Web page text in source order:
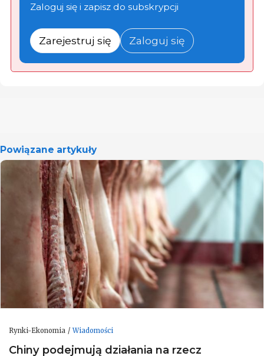
Zaloguj się i zapisz do subskrypcji
Zarejestruj się Zaloguj się
Powiązane artykuły
Rynki-Ekonomia Wiadomości
Chiny podejmują działania na rzecz